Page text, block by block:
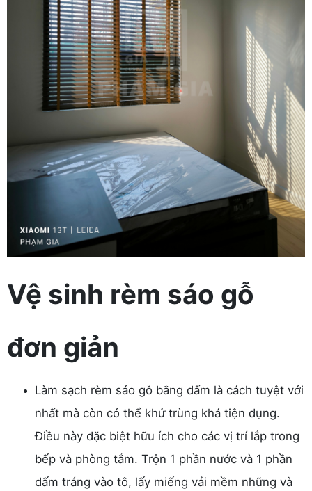
Vệ sinh rèm sáo gỗ
đơn giản
Làm sạch rèm sáo gỗ bằng dấm là cách tuyệt với
nhất mà còn có thể khử trùng khá tiện dụng.
Điều này đặc biệt hữu ích cho các vị trí lắp trong
bếp và phòng tắm. Trộn 1 phần nước và 1 phần
dấm tráng vào tô, lấy miếng vải mềm những và